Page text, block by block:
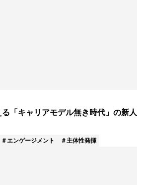
「キャリアモデル無き時代」の新人
エンゲージメント 主体性発揮